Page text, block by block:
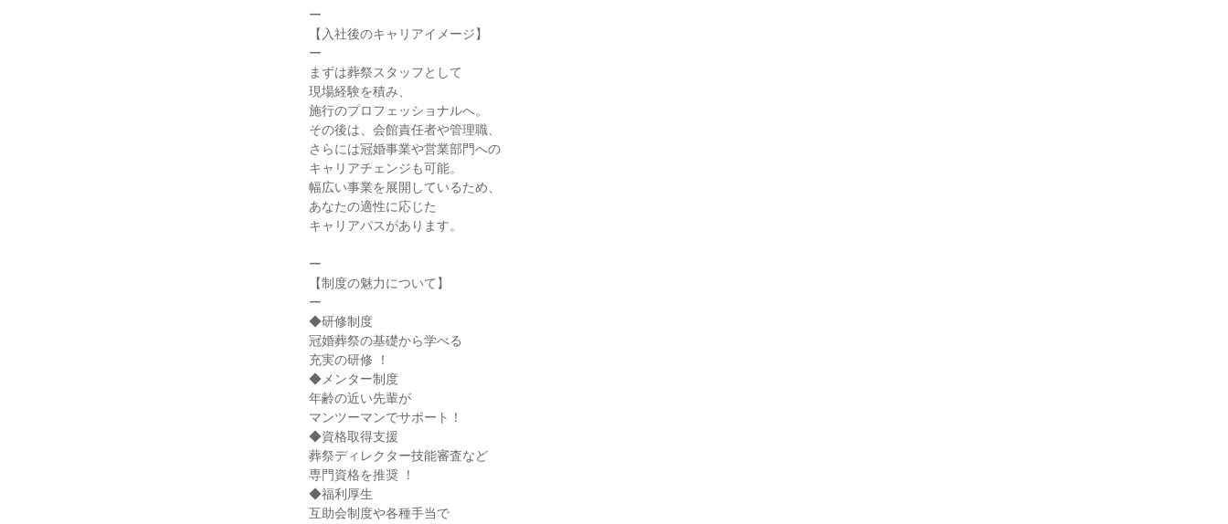
ー
【入社後のキャリアイメージ】
ー
まずは葬祭スタッフとして
現場経験を積み、
施行のプロフェッショナルへ。
その後は、会館責任者や管理職、
さらには冠婚事業や営業部門への
キャリアチェンジも可能。
幅広い事業を展開しているため、
あなたの適性に応じた
キャリアパスがあります。
ー
【制度の魅力について】
ー
◆研修制度
冠婚葬祭の基礎から学べる
充実の研修 ！
◆メンター制度
年齢の近い先輩が
マンツーマンでサポート！
◆資格取得支援
葬祭ディレクター技能審査など
専門資格を推奨 ！
◆福利厚生
互助会制度や各種手当で